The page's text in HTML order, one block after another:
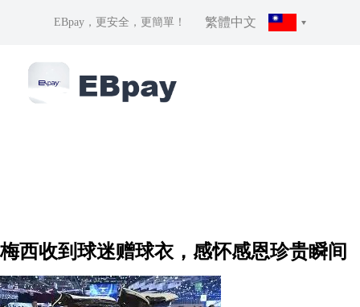
EBpay，更安全，更簡單！ 繁體中文
梅西收到球迷赠球衣，感怀感恩珍贵瞬间